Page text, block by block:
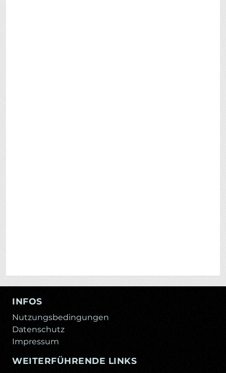
INFOS
Nutzungsbedingungen
Datenschutz
Impressum
WEITERFÜHRENDE LINKS